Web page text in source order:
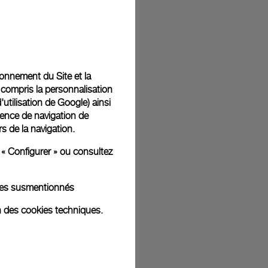
d'illustration. Les coloris et tailles peuvent varier par rapport
du Site et la
la personnalisation
de Google) ainsi
de navigation de
de la navigation.
Configurer » ou consultez
susmentionnés
des cookies techniques.